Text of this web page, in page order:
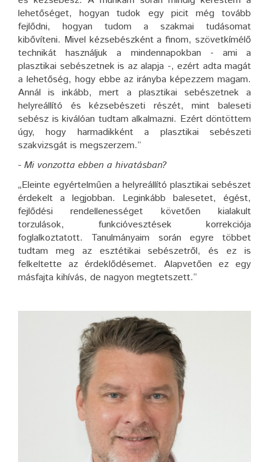
lehetőséget, hogyan tudok egy picit még tovább
fejlődni, hogyan tudom a szakmai tudásomat
kibővíteni. Mivel kézsebészként a finom, szövetkímélő
technikát használjuk a mindennapokban - ami a
plasztikai sebészetnek is az alapja -, ezért adta magát
a lehetőség, hogy ebbe az irányba képezzem magam.
Annál is inkább, mert a plasztikai sebészetnek a
helyreállító és kézsebészeti részét, mint baleseti
sebész is kiválóan tudtam alkalmazni. Ezért döntöttem
úgy, hogy harmadikként a plasztikai sebészeti
szakvizsgát is megszerzem.”
- Mi vonzotta ebben a hivatásban?
„Eleinte egyértelműen a helyreállító plasztikai sebészet
érdekelt a legjobban. Leginkább balesetet, égést,
fejlődési rendellenességet követően kialakult
torzulások, funkcióvesztések korrekciója
foglalkoztatott. Tanulmányaim során egyre többet
tudtam meg az esztétikai sebészetről, és ez is
felkeltette az érdeklődésemet. Alapvetően ez egy
másfajta kihívás, de nagyon megtetszett.”